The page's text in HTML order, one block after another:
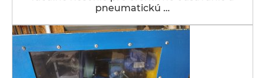
pneumatickú …